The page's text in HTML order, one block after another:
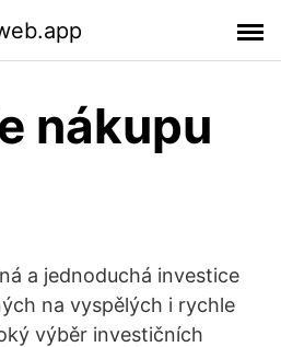
nákupu
a jednoduchá investice
na vyspělých i rychle
výběr investičních